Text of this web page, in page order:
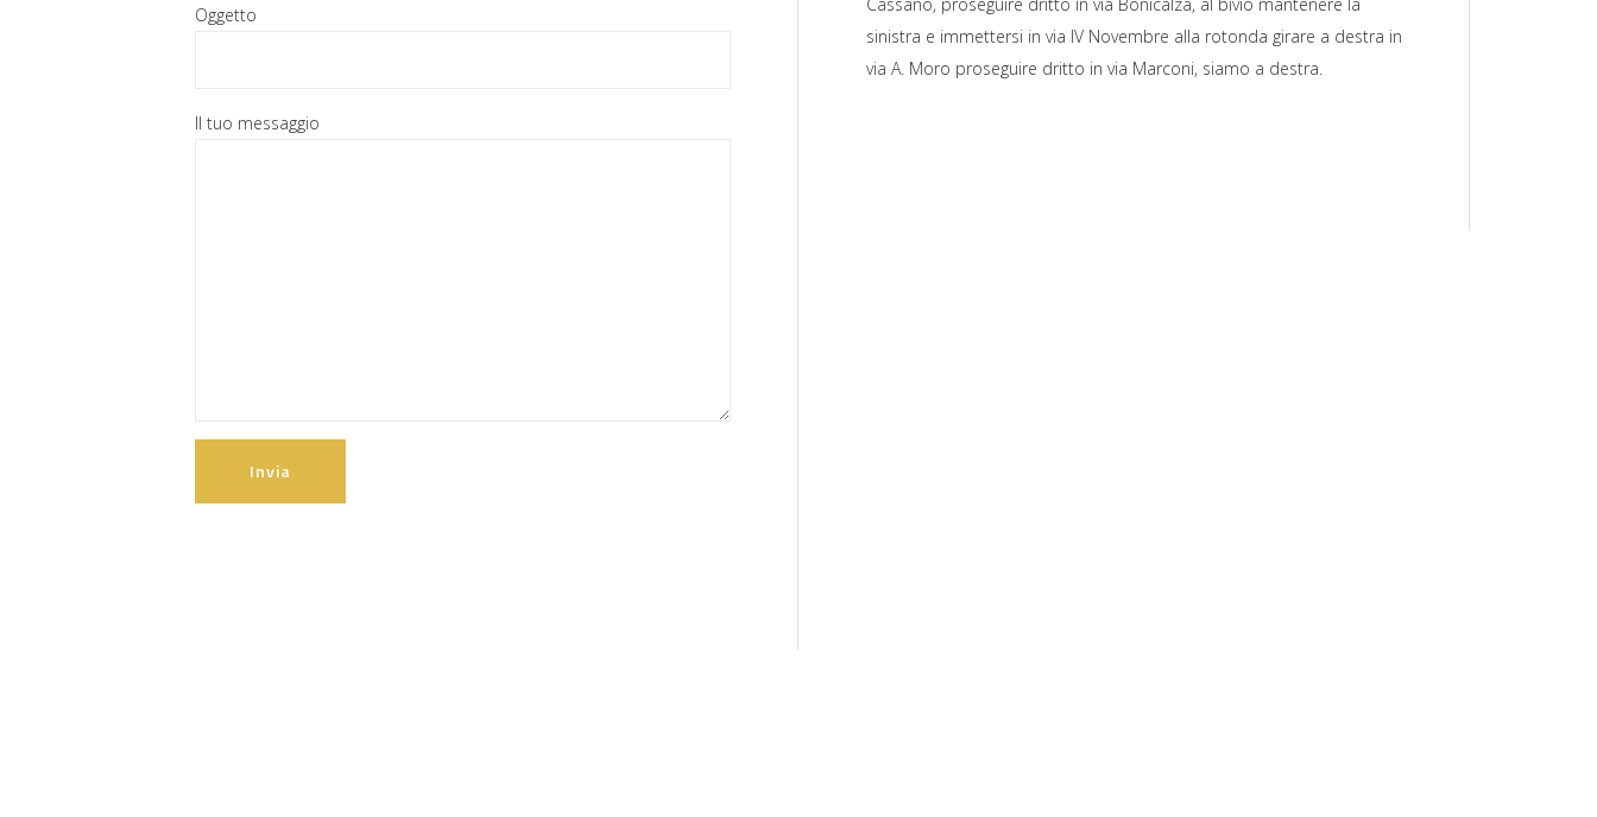
Oggetto
Il tuo messaggio
sinistra e immettersi in via IV Novembre alla rotonda girare a destra in
via A. Moro proseguire dritto in via Marconi, siamo a destra.